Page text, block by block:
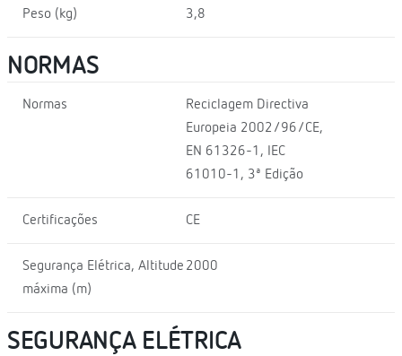
Peso (kg) 3,8
NORMAS
Normas
Reciclagem Directiva
Europeia 2002/96/CE,
EN 61326-1, IEC
61010-1, 3ª Edição
Certificações CE
Segurança Elétrica, Altitude
máxima (m)
2000
SEGURANÇA ELÉTRICA